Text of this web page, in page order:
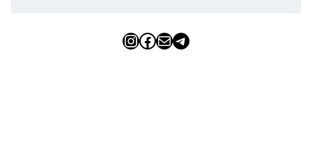
InstagramFacebook Email Telegram